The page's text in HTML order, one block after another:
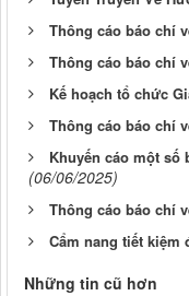
Thông cáo báo chí
Thông cáo báo chí
Kế hoạch tổ chức
Thông cáo báo chí
Khuyến cáo một số
(06/06/2025)
Thông cáo báo chí
Cẩm nang tiết kiệm
Những tin cũ hơn